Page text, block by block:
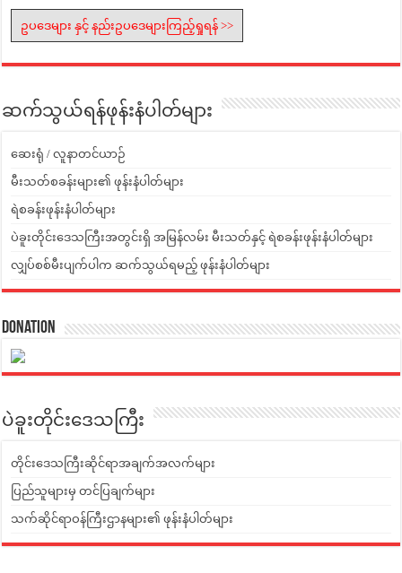
ဥပဒေများ နှင့် နည်းဥပဒေများကြည့်ရှုရန် >>
ဆက်သွယ်ရန်ဖုန်းနံပါတ်များ
ဆေးရုံ / လူနာတင်ယာဉ်
မီးသတ်စခန်းများ၏ ဖုန်းနံပါတ်များ
ရဲစခန်းဖုန်းနံပါတ်များ
ပဲခူးတိုင်းဒေသကြီးအတွင်းရှိ အမြန်လမ်း မီးသတ်နှင့် ရဲစခန်းဖုန်းနံပါတ်များ
လျှပ်စစ်မီးပျက်ပါက ဆက်သွယ်ရမည့် ဖုန်းနံပါတ်များ
Donation
ပဲခူးတိုင်းဒေသကြီး
တိုင်းဒေသကြီးဆိုင်ရာအချက်အလက်များ
ပြည်သူများမှ တင်ပြချက်များ
သက်ဆိုင်ရာဝန်ကြီးဌာနများ၏ ဖုန်းနံပါတ်များ